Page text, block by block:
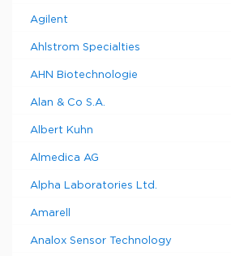
Agilent
Ahlstrom Specialties
AHN Biotechnologie
Alan & Co S.A.
Albert Kuhn
Almedica AG
Alpha Laboratories Ltd.
Amarell
Analox Sensor Technology